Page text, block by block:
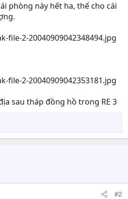
phòng này hết ha, thế cho cái
sau tháp đồng hồ trong RE 3
#2